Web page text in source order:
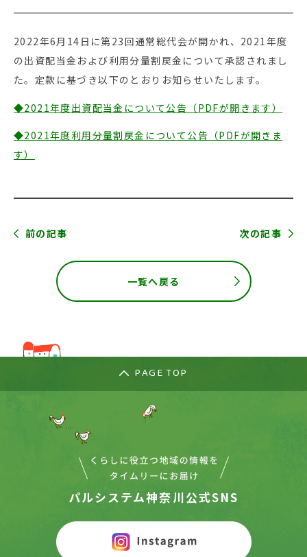
2022年6月14日に第23回通常総代会が開かれ、2021年度
の出資配当金および利用分量割戻金について承認されまし
た。定款に基づき以下のとおりお知らせいたします。
◆2021年度出資配当金について公告（PDFが開きます）
◆2021年度利用分量割戻金について公告（PDFが開きま
す）
前の記事 次の記事
一覧へ戻る
PAGE TOP
パルシステム神奈川公式SNS